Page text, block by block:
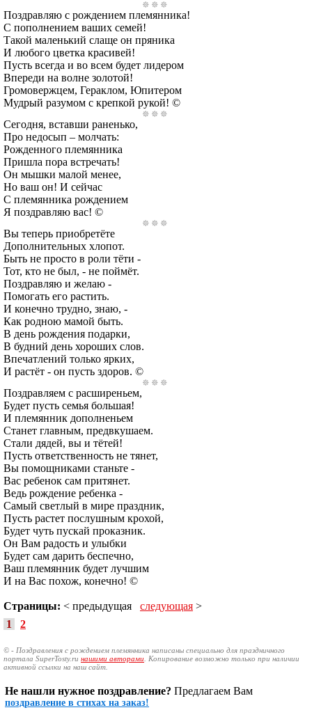
Поздравляю с рождением племянника!
С пополнением ваших семей!
Такой маленький слаще он пряника
И любого цветка красивей!
Пусть всегда и во всем будет лидером
Впереди на волне золотой!
Громовержцем, Гераклом, Юпитером
Мудрый разумом с крепкой рукой! ©
Сегодня, вставши раненько,
Про недосып – молчать:
Рожденного племянника
Пришла пора встречать!
Он мышки малой менее,
Но ваш он! И сейчас
С племянника рождением
Я поздравляю вас! ©
Вы теперь приобретёте
Дополнительных хлопот.
Быть не просто в роли тёти -
Тот, кто не был, - не поймёт.
Поздравляю и желаю -
Помогать его растить.
И конечно трудно, знаю, -
Как родною мамой быть.
В день рождения подарки,
В будний день хороших слов.
Впечатлений только ярких,
И растёт - он пусть здоров. ©
Поздравляем с расширеньем,
Будет пусть семья большая!
И племянник дополненьем
Станет главным, предвкушаем.
Стали дядей, вы и тётей!
Пусть ответственность не тянет,
Вы помощниками станьте -
Вас ребенок сам притянет.
Ведь рождение ребенка -
Самый светлый в мире праздник,
Пусть растет послушным крохой,
Будет чуть пускай проказник.
Он Вам радость и улыбки
Будет сам дарить беспечно,
Ваш племянник будет лучшим
И на Вас похож, конечно! ©
Страницы: < предыдущая следующая >
1
2
© - Поздравления с рождением племянника написаны специально для праздничного
портала SuperTosty.ru нашими авторами . Копирование возможно только при наличии
активной ссылки на наш сайт.
Не нашли нужное поздравление? Предлагаем Вам
поздравление в стихах на заказ!